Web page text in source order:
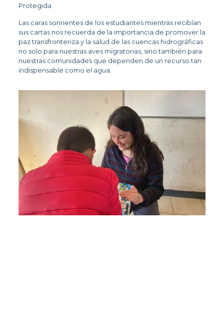
Protegida
Las caras sonrientes de los estudiantes mientras recibían
sus cartas nos recuerda de la importancia de promover la
paz transfronteriza y la salud de las cuencas hidrográficas
no solo para nuestras aves migratorias, sino también para
nuestras comunidades que dependen de un recurso tan
indispensable como el agua.